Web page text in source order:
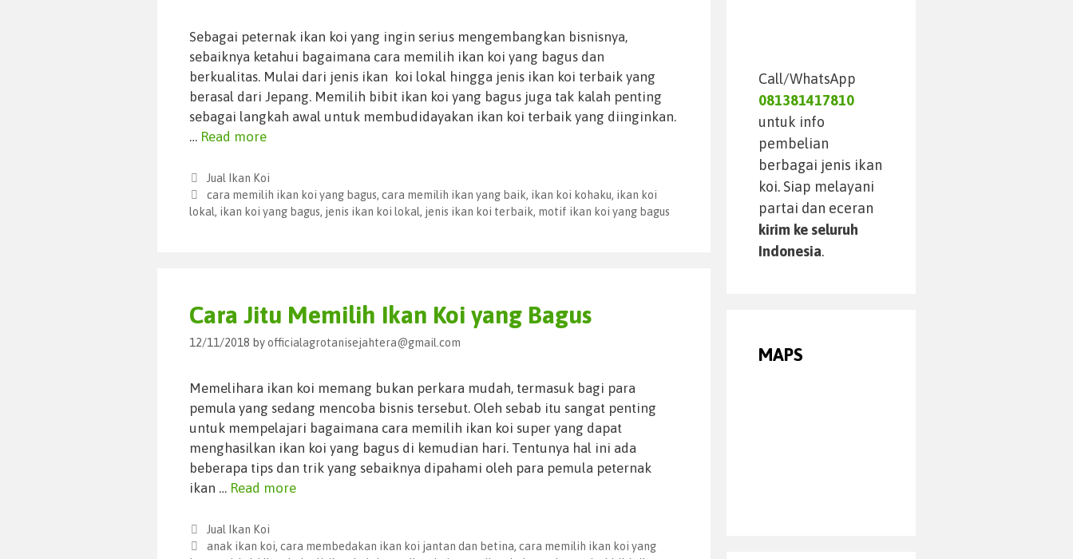
Sebagai peternak ikan koi yang ingin serius mengembangkan bisnisnya,
sebaiknya ketahui bagaimana cara memilih ikan koi yang bagus dan
berkualitas. Mulai dari jenis ikan koi lokal hingga jenis ikan koi terbaik yang
berasal dari Jepang. Memilih bibit ikan koi yang bagus juga tak kalah penting
sebagai langkah awal untuk membudidayakan ikan koi terbaik yang diinginkan.
… Read more
Jual Ikan Koi
cara memilih ikan koi yang bagus, cara memilih ikan yang baik, ikan koi kohaku, ikan koi
lokal, ikan koi yang bagus, jenis ikan koi lokal, jenis ikan koi terbaik, motif ikan koi yang bagus
Cara Jitu Memilih Ikan Koi yang Bagus
12/11/2018 byofficialagrotanisejahtera@gmail.com
Memelihara ikan koi memang bukan perkara mudah, termasuk bagi para
pemula yang sedang mencoba bisnis tersebut. Oleh sebab itu sangat penting
untuk mempelajari bagaimana cara memilih ikan koi super yang dapat
menghasilkan ikan koi yang bagus di kemudian hari. Tentunya hal ini ada
beberapa tips dan trik yang sebaiknya dipahami oleh para pemula peternak
ikan … Read more
Jual Ikan Koi
anak ikan koi, cara membedakan ikan koi jantan dan betina, cara memilih ikan koi yang
Call/WhatsApp
081381417810
untuk info
pembelian
berbagai jenis ikan
koi. Siap melayani
partai dan eceran
kirim ke seluruh
Indonesia.
MAPS